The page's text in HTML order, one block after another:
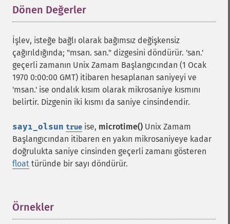
Dönen Değerler
İşlev, isteğe bağlı olarak bağımsız değişkensiz
çağırıldığında; "msan. san." dizgesini döndürür. 'san.'
geçerli zamanın Unix Zamam Başlangıcından (1 Ocak
1970 0:00:00 GMT) itibaren hesaplanan saniyeyi ve
'msan.' ise ondalık kısım olarak mikrosaniye kısmını
belirtir. Dizgenin iki kısmı da saniye cinsindendir.
sayı_olsun true ise, microtime() Unix Zamam
Başlangıcından itibaren en yakın mikrosaniyeye kadar
doğrulukta saniye cinsinden geçerli zamanı gösteren
float türünde bir sayı döndürür.
Örnekler